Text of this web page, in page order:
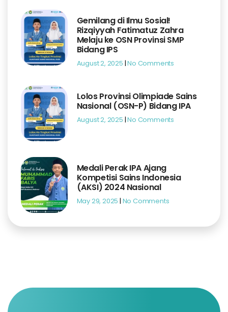
Gemilang di Ilmu Sosial!
Rizqiyyah Fatimatuz Zahra
Melaju ke OSN Provinsi SMP
Bidang IPS
August 2, 2025 No Comments
Lolos Provinsi Olimpiade Sains
Nasional (OSN-P) Bidang IPA
August 2, 2025 No Comments
Medali Perak IPA Ajang
Kompetisi Sains Indonesia
(AKSI) 2024 Nasional
May 29, 2025 No Comments